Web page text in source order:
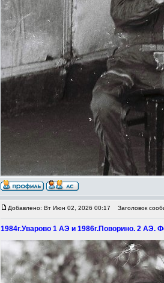
Добавлено: Вт Июн 02, 2026 00:17 Заголовок
1984г.Уварово 1 АЭ и 1986г.Поворино. 2 АЭ.